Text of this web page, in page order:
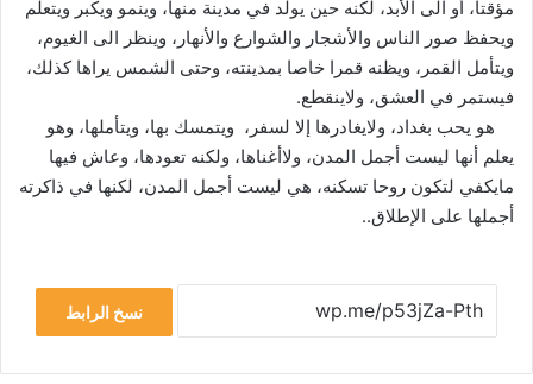
مؤقتا، أو الى الأبد، لكنه حين يولد في مدينة منها، وينمو ويكبر ويتعلم
ويحفظ صور الناس والأشجار والشوارع والأنهار، وينظر الى الغيوم،
ويتأمل القمر، ويظنه قمرا خاصا بمدينته، وحتى الشمس يراها كذلك،
فيستمر في العشق، ولاينقطع.
هو يحب بغداد، ولايغادرها إلا لسفر، ويتمسك بها، ويتأملها، وهو
يعلم أنها ليست أجمل المدن، ولاأغناها، ولكنه تعودها، وعاش فيها
مايكفي لتكون روحا تسكنه، هي ليست أجمل المدن، لكنها في ذاكرته
أجملها على الإطلاق..
نسخ الرابط